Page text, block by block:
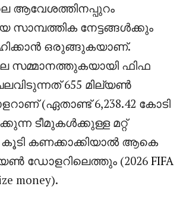
ആവേശത്തിനപ്പുറം
സാമ്പത്തിക നേട്ടങ്ങൾക്കും
ഒരുങ്ങുകയാണ്.
സമ്മാനത്തുകയായി ഫിഫ
655 മില്യൺ
(ഏതാണ്ട് 6,238.42 കോടി
ടീമുകൾക്കുള്ള മറ്റ്
കണക്കാക്കിയാൽ ആകെ
ഡോളറിലെത്തും (2026 FIFA
money).